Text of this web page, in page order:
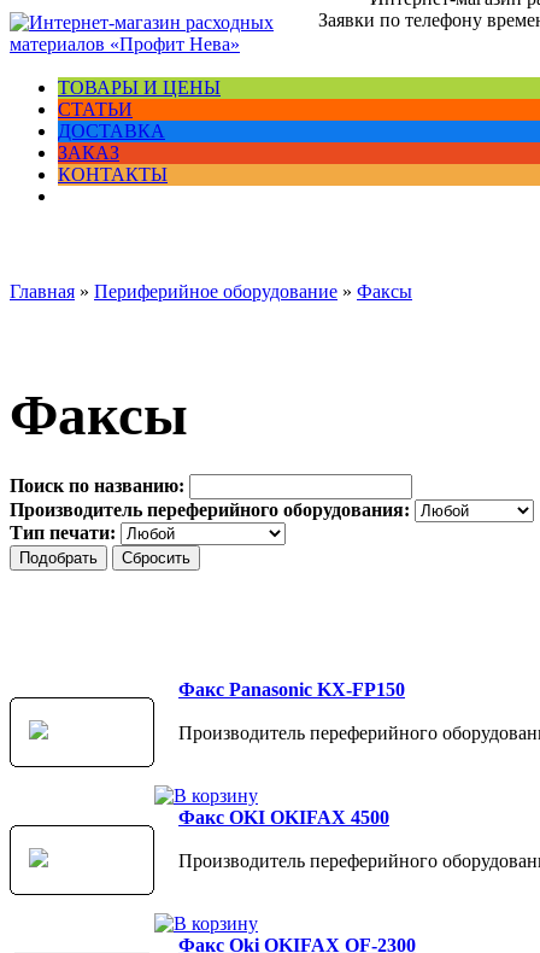
Заявки по телефону
ТОВАРЫ И ЦЕНЫ
СТАТЬИ
ДОСТАВКА
ЗАКАЗ
КОНТАКТЫ
Главная » Периферийное оборудование » Факсы
Факсы
Поиск по названию:
Производитель переферийного оборудования:
Тип печати:
Факс Panasonic KX-FP150
Производитель переферийного
Факс OKI OKIFAX 4500
Производитель переферийного
Факс Oki OKIFAX OF-2300